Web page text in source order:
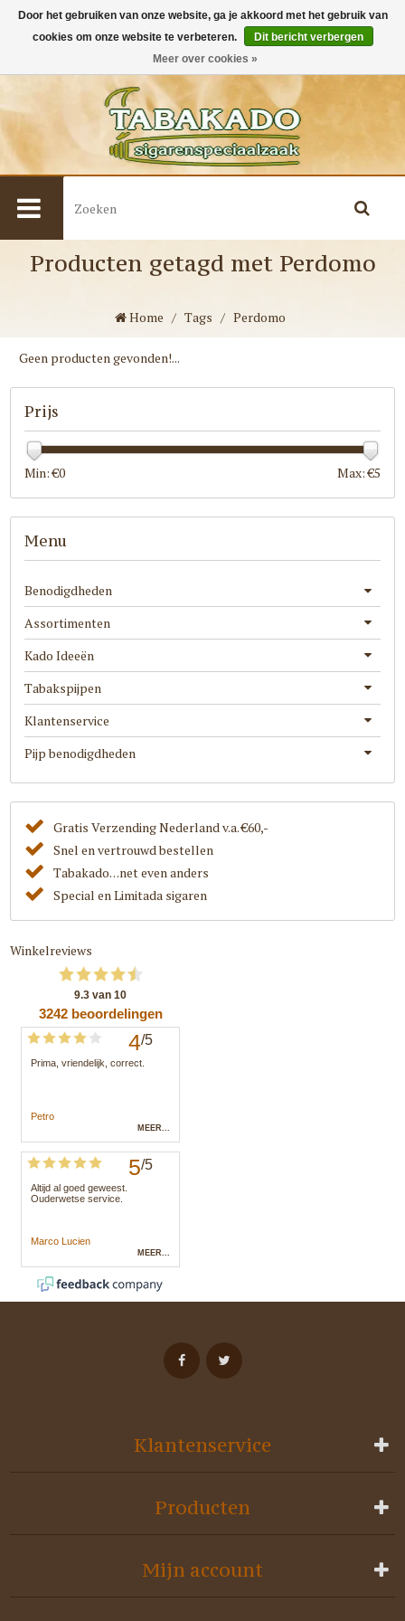
Producten getagd met Perdomo
Home / Tags / Perdomo
Geen producten gevonden!...
Prijs
Min: €0 Max: €5
Menu
Benodigdheden
Assortimenten
Kado Ideeën
Tabakspijpen
Klantenservice
Pijp benodigdheden
Gratis Verzending Nederland v.a. €60,-
Snel en vertrouwd bestellen
Tabakado. . .net even anders
Special en Limitada sigaren
Winkelreviews
Klantenservice
Producten
Mijn account
Door het gebruiken van onze website, ga je akkoord met het gebruik van
cookies om onze website te verbeteren.
Dit bericht verbergen
Meer over cookies »